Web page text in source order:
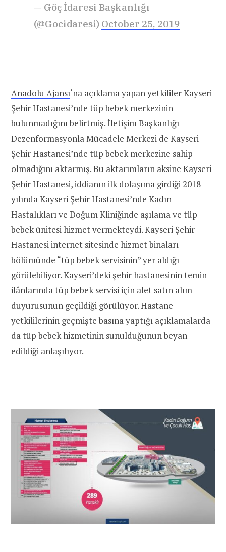
— Göç İdaresi Başkanlığı
(@Gocidaresi) October 25, 2019
Anadolu Ajansı‘na açıklama yapan yetkililer Kayseri
Şehir Hastanesi’nde tüp bebek merkezinin
bulunmadığını belirtmiş. İletişim Başkanlığı
Dezenformasyonla Mücadele Merkezi de Kayseri
Şehir Hastanesi’nde tüp bebek merkezine sahip
olmadığını aktarmış. Bu aktarımların aksine Kayseri
Şehir Hastanesi, iddianın ilk dolaşıma girdiği 2018
yılında Kayseri Şehir Hastanesi’nde Kadın
Hastalıkları ve Doğum Kliniğinde aşılama ve tüp
bebek ünitesi hizmet vermekteydi.Kayseri Şehir
Hastanesi internet sitesinde hizmet binaları
bölümünde “tüp bebek servisinin” yer aldığı
görülebiliyor. Kayseri’deki şehir hastanesinin temin
ilânlarında tüp bebek servisi için alet satın alım
duyurusunun geçildiği görülüyor. Hastane
yetkililerinin geçmişte basına yaptığı açıklamalarda
da tüp bebek hizmetinin sunulduğunun beyan
edildiği anlaşılıyor.